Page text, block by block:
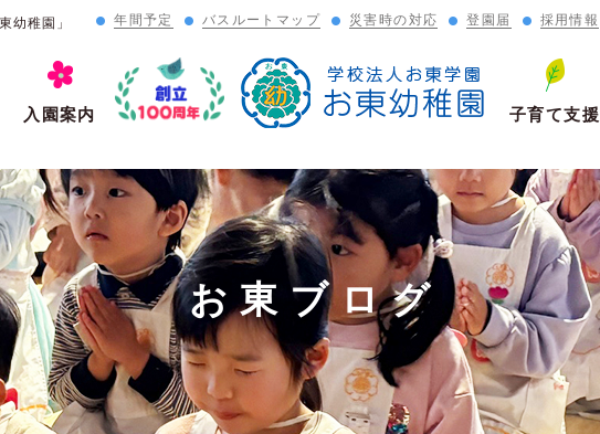
幼稚園」 年間予定 バスルートマップ 災害時の対応 登園届 採用情報
入園案内 子育て支援
お東ブログ